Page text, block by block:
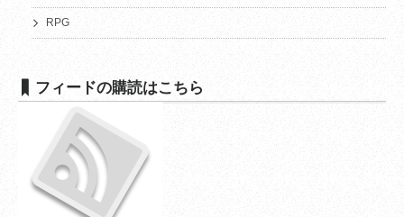
RPG
フィードの購読はこちら